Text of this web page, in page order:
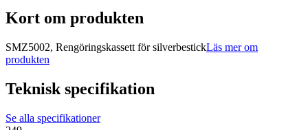
Kort om produkten
SMZ5002, Rengöringskassett för silverbestickLäs mer om
produkten
Teknisk specifikation
Se alla specifikationer